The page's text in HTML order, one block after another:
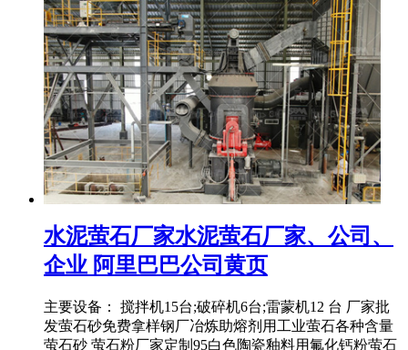
水泥萤石厂家水泥萤石厂家、公司、
企业 阿里巴巴公司黄页
主要设备： 搅拌机15台;破碎机6台;雷蒙机12 台 厂家批
发萤石砂免费拿样钢厂冶炼助熔剂用工业萤石各种含量
萤石砂 萤石粉厂家定制95白色陶瓷釉料用氟化钙粉萤石